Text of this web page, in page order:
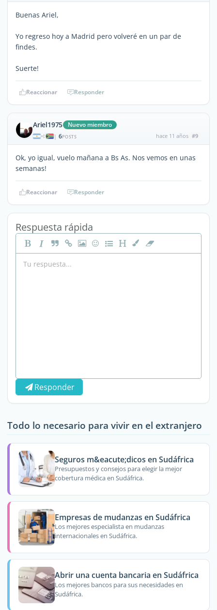
Buenas Ariel,
Yo regreso hoy a Madrid pero volveré en un par de
findes.
Suerte!
Reaccionar Responder
Ariel1975 Nuevo miembro
| 6POSTS hace 11 años #9
Ok, yo igual, vuelo mañana a Bs As. Nos vemos en unas
semanas!
Reaccionar Responder
Respuesta rápida
Responder
Todo lo necesario para vivir en el extranjero
Seguros m&eacute;dicos en Sudáfrica
Presupuestos y consejos para elegir la mejor
cobertura médica en Sudáfrica.
Empresas de mudanzas en Sudáfrica
Los mejores especialista en mudanzas
internacionales en Sudáfrica.
Abrir una cuenta bancaria en Sudáfrica
Los mejores bancos para sus necesidades en
Sudáfrica.